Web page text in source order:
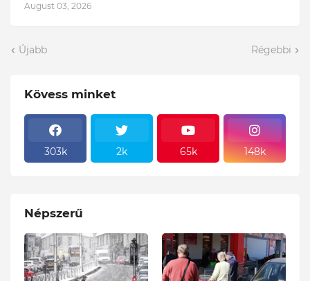
August 03, 2026
Újabb Régebbi
Kövess minket
303k 2k 65k 148k
Népszerű